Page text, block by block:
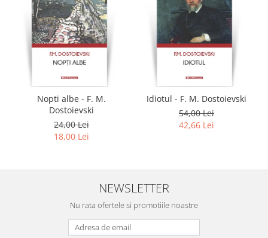
Nopti albe - F. M.
Dostoievski
24,00 Lei
18,00 Lei
Idiotul - F. M. Dostoievski
54,00 Lei
42,66 Lei
NEWSLETTER
Nu rata ofertele si promotiile noastre